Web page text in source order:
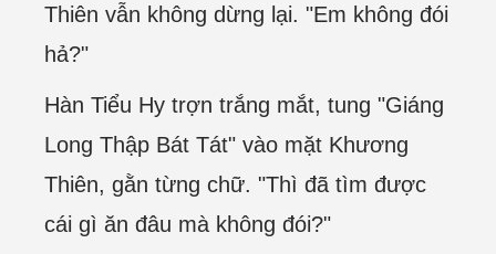
Thiên vẫn không dừng lại. "Em không đói
hả?"
Hàn Tiểu Hy trợn trắng mắt, tung "Giáng
Long Thập Bát Tát" vào mặt Khương
Thiên, gằn từng chữ. "Thì đã tìm được
cái gì ăn đâu mà không đói?"